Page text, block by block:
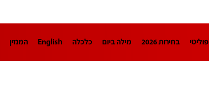
פוליטי בחירות 2026 מילה ביום כלכלה English המגזין